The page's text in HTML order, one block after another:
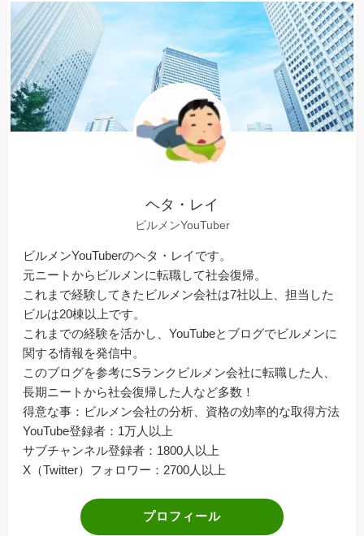
ヘタ・レイ
ビルメンYouTuber
ビルメンYouTuberのヘタ・レイです。
元ニートからビルメンに転職して社会復帰。
これまで経験してきたビルメン会社は7社以上、担当した
ビルは20棟以上です。
これまでの経験を活かし、YouTubeとブログでビルメンに
関する情報を発信中。
このブログを参考にSランクビルメン会社に転職した人、
長期ニートから社会復帰した人など多数！
得意な事：ビルメン会社の分析、資格の効率的な取得方法
YouTube登録者：1万人以上
サブチャンネル登録者：1800人以上
X（Twitter）フォロワー：2700人以上
プロフィール